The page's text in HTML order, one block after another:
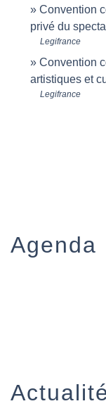
Convention
privé du
Legifrance
Convention
artistiques et
Legifrance
Agenda